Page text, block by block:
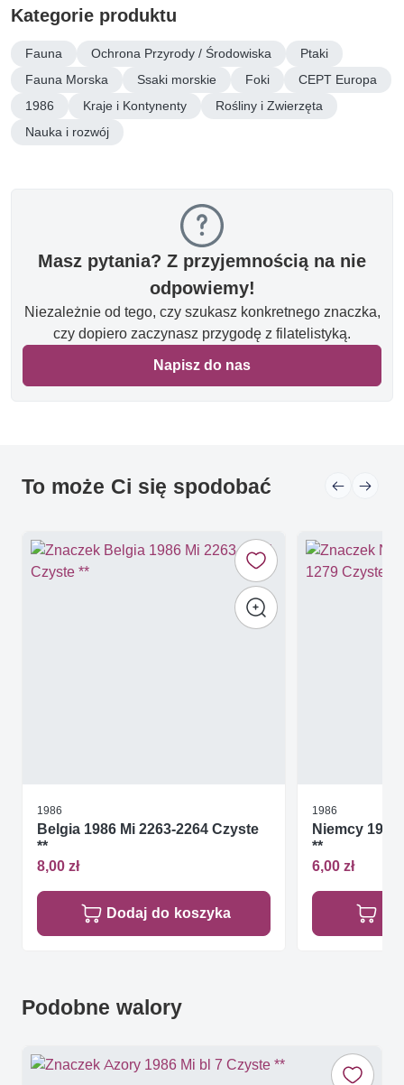
Kategorie produktu
Fauna Ochrona Przyrody / Środowiska
Ptaki
Fauna Morska
Ssaki morskie Foki
CEPT Europa
1986
Kraje i Kontynenty
Rośliny i Zwierzęta
Nauka i rozwój
Masz pytania? Z przyjemnością na nie
odpowiemy!
Niezależnie od tego, czy szukasz konkretnego znaczka,
czy dopiero zaczynasz przygodę z filatelistyką.
Napisz do nas
To może Ci się spodobać
1986
Belgia 1986 Mi 2263-2264 Czyste
**
8,00 zł
Dodaj do koszyka
1986
Niemcy 1986
**
6,00 zł
Podobne walory